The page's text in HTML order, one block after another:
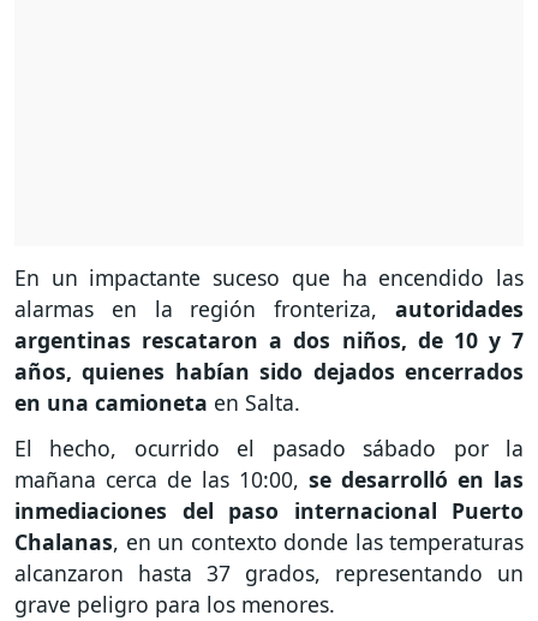
En un impactante suceso que ha encendido las
alarmas en la región fronteriza, autoridades
argentinas rescataron a dos niños, de 10 y 7
años, quienes habían sido dejados encerrados
en una camioneta en Salta.
El hecho, ocurrido el pasado sábado por la
mañana cerca de las 10:00, se desarrolló en las
inmediaciones del paso internacional Puerto
Chalanas, en un contexto donde las temperaturas
alcanzaron hasta 37 grados, representando un
grave peligro para los menores.